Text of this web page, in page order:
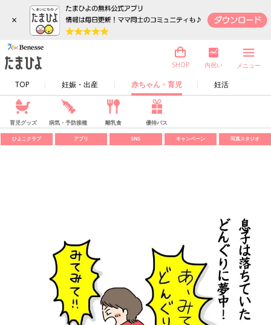
×
TOP 妊娠・出産 赤ちゃん・育児 妊活
SHOP 内祝い メニュー
育児グッズ 病気・予防接種 離乳食 優待パス
ひよこクラブ アプリ SNS キャンペーン 写真スタジオ